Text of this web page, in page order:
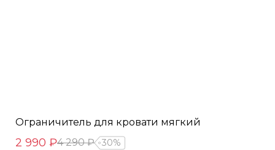
Ограничитель для кровати мягкий
2 990 ₽4 290 ₽ 30%